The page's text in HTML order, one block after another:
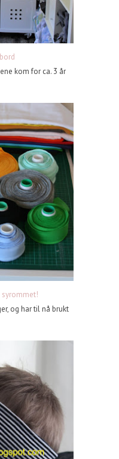
kom for ca. 3 år
syrommet!
og har til nå brukt